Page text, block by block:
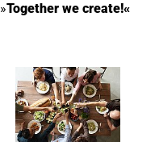
Together we create!«